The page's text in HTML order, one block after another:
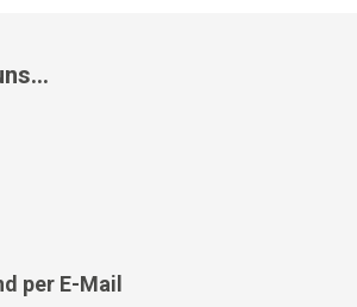
per E-Mail